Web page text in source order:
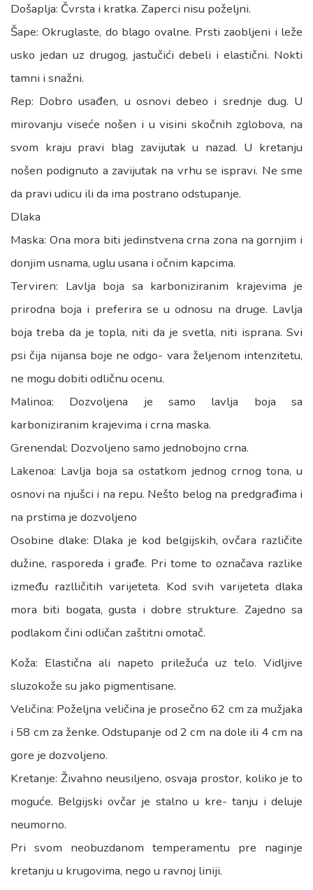
Došaplja: Čvrsta i kratka. Zaperci nisu poželjni.
Šape: Okruglaste, do blago ovalne. Prsti zaobljeni i leže
usko jedan uz drugog, jastučići debeli i elastični. Nokti
tamni i snažni.
Rep: Dobro usađen, u osnovi debeo i srednje dug. U
mirovanju viseće nošen i u visini skočnih zglobova, na
svom kraju pravi blag zavijutak u nazad. U kretanju
nošen podignuto a zavijutak na vrhu se ispravi. Ne sme
da pravi udicu ili da ima postrano odstupanje.
Dlaka
Maska: Ona mora biti jedinstvena crna zona na gornjim i
donjim usnama, uglu usana i očnim kapcima.
Terviren: Lavlja boja sa karboniziranim krajevima je
prirodna boja i preferira se u odnosu na druge. Lavlja
boja treba da je topla, niti da je svetla, niti isprana. Svi
psi čija nijansa boje ne odgo- vara željenom intenzitetu,
ne mogu dobiti odličnu ocenu.
Malinoa: Dozvoljena je samo lavlja boja sa
karboniziranim krajevima i crna maska.
Grenendal: Dozvoljeno samo jednobojno crna.
Lakenoa: Lavlja boja sa ostatkom jednog crnog tona, u
osnovi na njušci i na repu. Nešto belog na predgrađima i
na prstima je dozvoljeno
Osobine dlake: Dlaka je kod belgijskih, ovčara različite
dužine, rasporeda i građe. Pri tome to označava razlike
između razlličitih varijeteta. Kod svih varijeteta dlaka
mora biti bogata, gusta i dobre strukture. Zajedno sa
podlakom čini odličan zaštitni omotač.
Koža: Elastična ali napeto priležuća uz telo. Vidljive
sluzokože su jako pigmentisane.
Veličina: Poželjna veličina je prosečno 62 cm za mužjaka
i 58 cm za ženke. Odstupanje od 2 cm na dole ili 4 cm na
gore je dozvoljeno.
Kretanje: Živahno neusiljeno, osvaja prostor, koliko je to
moguće. Belgijski ovčar je stalno u kre- tanju i deluje
neumorno.
Pri svom neobuzdanom temperamentu pre naginje
kretanju u krugovima, nego u ravnoj liniji.